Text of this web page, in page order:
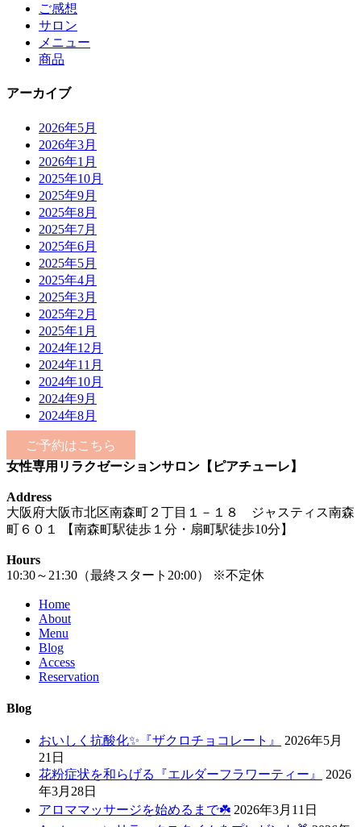
ご感想
サロン
メニュー
商品
アーカイブ
2026年5月
2026年3月
2026年1月
2025年10月
2025年9月
2025年8月
2025年7月
2025年6月
2025年5月
2025年4月
2025年3月
2025年2月
2025年1月
2024年12月
2024年11月
2024年10月
2024年9月
2024年8月
ご予約はこちら
女性専用リラクゼーションサロン【ピアチューレ】
Address
大阪府大阪市北区南森町２丁目１－１８ ジャスティス南森
町６０１ 【南森町駅徒歩１分・扇町駅徒歩10分】
Hours
10:30～21:30（最終スタート20:00） ※不定休
Home
About
Menu
Blog
Access
Reservation
Blog
おいしく抗酸化✨『ザクロチョコレート』
2026年5月
21日
花粉症状を和らげる『エルダーフラワーティー』
2026
年3月28日
アロママッサージを始めるまで☘️ 2026年3月11日